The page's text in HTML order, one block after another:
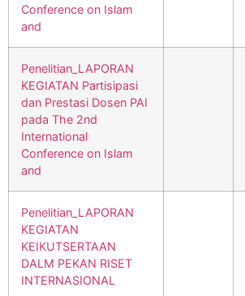
Conference on Islam
and
Penelitian_LAPORAN
KEGIATAN Partisipasi
dan Prestasi Dosen PAI
pada The 2nd
International
Conference on Islam
and
Penelitian_LAPORAN
KEGIATAN
KEIKUTSERTAAN
DALM PEKAN RISET
INTERNASIONAL